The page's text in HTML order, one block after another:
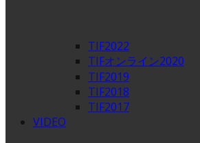
TIF2022
TIFオンライン2020
TIF2019
TIF2018
TIF2017
VIDEO